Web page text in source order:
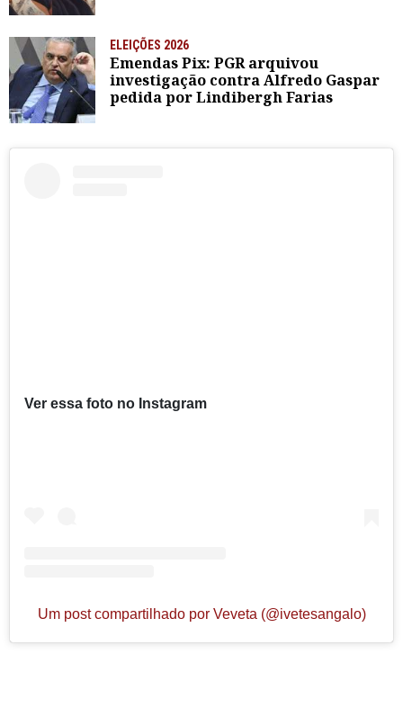
ELEIÇÕES 2026
Emendas Pix: PGR arquivou
investigação contra Alfredo Gaspar
pedida por Lindibergh Farias
Ver essa foto no Instagram
Um post compartilhado por Veveta (@ivetesangalo)